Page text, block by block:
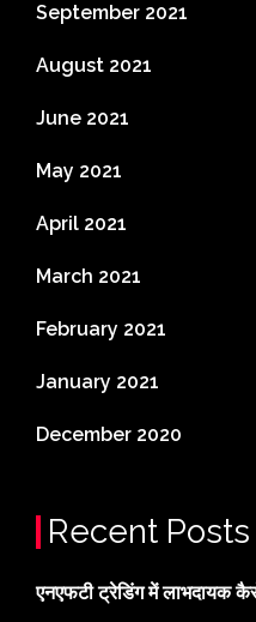
September 2021
August 2021
June 2021
May 2021
April 2021
March 2021
February 2021
January 2021
December 2020
Recent Posts
एनएफटी ट्रेडिंग में लाभदायक